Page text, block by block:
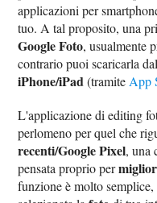
applicazioni per
tuo. A tal proposito, una
Google Foto, usualmente
contrario puoi scaricarla
iPhone/iPad(tramite App
L'applicazione di editing
perlomeno per quel che
recenti/Google Pixel, una
pensata proprio per
funzione è molto